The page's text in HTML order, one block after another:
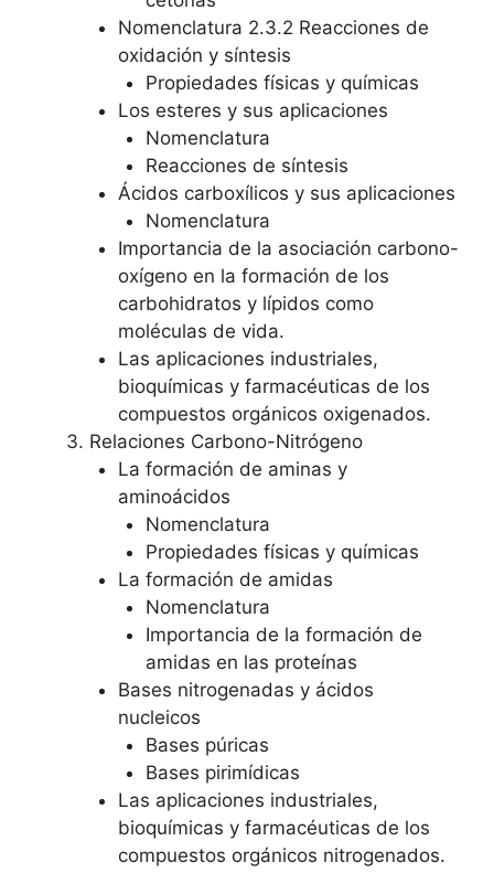
Nomenclatura 2.3.2 Reacciones de
oxidación y síntesis
Propiedades físicas y químicas
Los esteres y sus aplicaciones
Nomenclatura
Reacciones de síntesis
Ácidos carboxílicos y sus aplicaciones
Nomenclatura
Importancia de la asociación carbono-
oxígeno en la formación de los
carbohidratos y lípidos como
moléculas de vida.
Las aplicaciones industriales,
bioquímicas y farmacéuticas de los
compuestos orgánicos oxigenados.
Relaciones Carbono-Nitrógeno
La formación de aminas y
aminoácidos
Nomenclatura
Propiedades físicas y químicas
La formación de amidas
Nomenclatura
Importancia de la formación de
amidas en las proteínas
Bases nitrogenadas y ácidos
nucleicos
Bases púricas
Bases pirimídicas
Las aplicaciones industriales,
bioquímicas y farmacéuticas de los
compuestos orgánicos nitrogenados.